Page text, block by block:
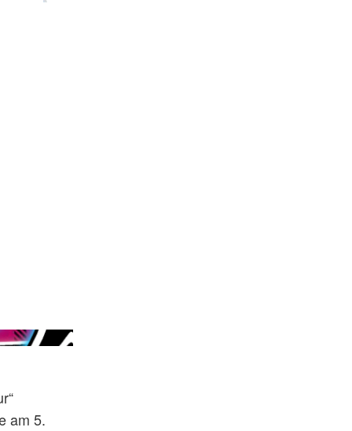
Of The Artists
am 5.